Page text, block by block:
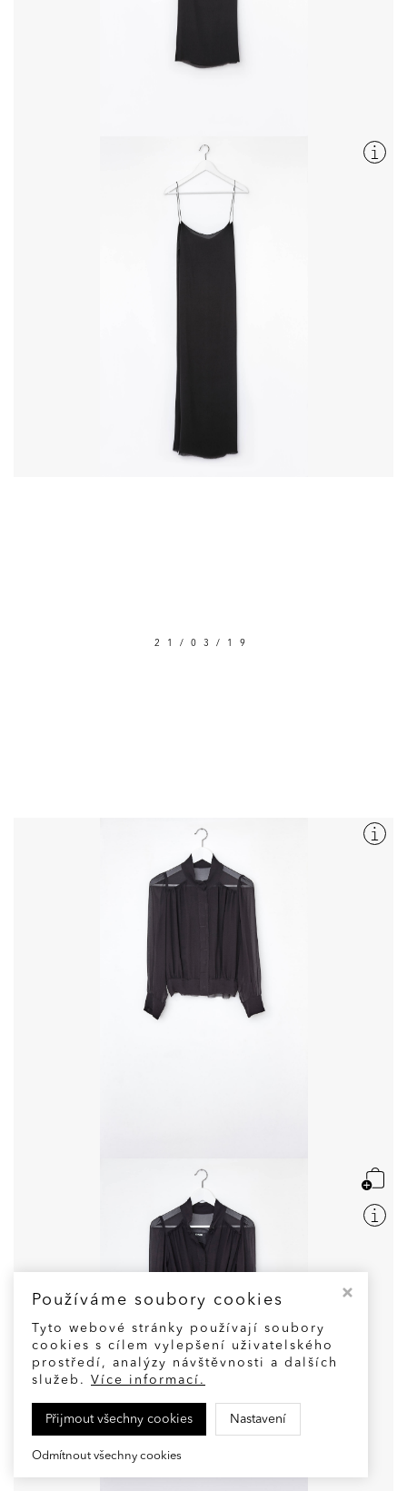
21/03/19
Používáme soubory cookies
Tyto webové stránky používají soubory
cookies s cílem vylepšení uživatelského
prostředí, analýzy návštěvnosti a dalších
služeb. Více informací.
Přijmout všechny cookies Nastavení
Odmítnout všechny cookies